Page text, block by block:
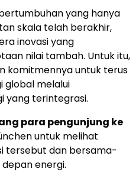
yang hanya
skala telah berakhir,
inovasi yang
nilai tambah. Untuk itu,
komitmennya untuk terus
global melalui
yang terintegrasi.
para pengunjung ke
untuk melihat
tersebut dan bersama-
energi.